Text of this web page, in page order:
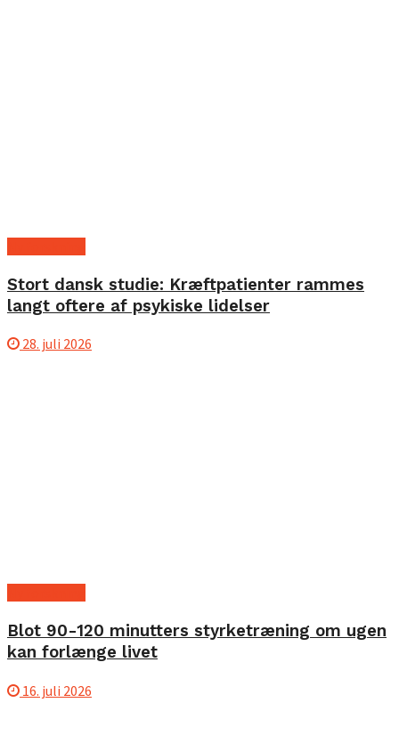
Stort dansk studie: Kræftpatienter rammes
langt oftere af psykiske lidelser
28. juli 2026
Blot 90-120 minutters styrketræning om ugen
kan forlænge livet
16. juli 2026